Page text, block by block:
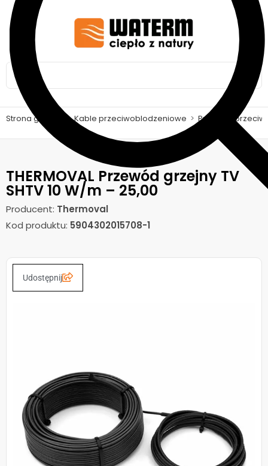
Strona główna > Kable przeciwoblodzeniowe > Przewód
THERMOVAL Przewód grzejny TV
SHTV 10 W/m – 25,00
Producent: Thermoval
Kod produktu: 5904302015708-1
Udostępnij